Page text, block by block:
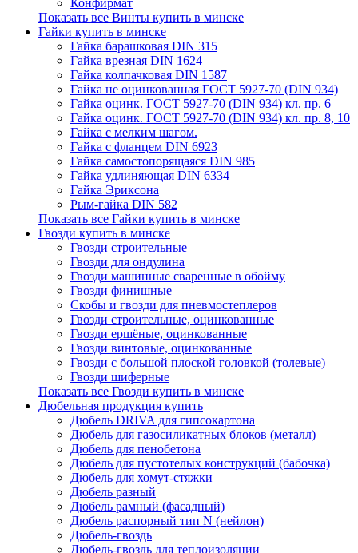
Конфирмат
Показать все Винты купить в минске
Гайки купить в минске
Гайка барашковая DIN 315
Гайка врезная DIN 1624
Гайка колпачковая DIN 1587
Гайка не оцинкованная ГОСТ 5927-70 (DIN 934)
Гайка оцинк. ГОСТ 5927-70 (DIN 934) кл. пр. 6
Гайка оцинк. ГОСТ 5927-70 (DIN 934) кл. пр. 8, 10
Гайка с мелким шагом.
Гайка с фланцем DIN 6923
Гайка самостопорящаяся DIN 985
Гайка удлиняющая DIN 6334
Гайка Эриксона
Рым-гайка DIN 582
Показать все Гайки купить в минске
Гвозди купить в минске
Гвозди строительные
Гвозди для ондулина
Гвозди машинные сваренные в обойму
Гвозди финишные
Скобы и гвозди для пневмостеплеров
Гвозди строительные, оцинкованные
Гвозди ершёные, оцинкованные
Гвозди винтовые, оцинкованные
Гвозди с большой плоской головкой (толевые)
Гвозди шиферные
Показать все Гвозди купить в минске
Дюбельная продукция купить
Дюбель DRIVA для гипсокартона
Дюбель для газосиликатных блоков (металл)
Дюбель для пенобетона
Дюбель для пустотелых конструкций (бабочка)
Дюбель для хомут-стяжки
Дюбель разный
Дюбель рамный (фасадный)
Дюбель распорный тип N (нейлон)
Дюбель-гвоздь
Дюбель-гвоздь для теплоизоляции